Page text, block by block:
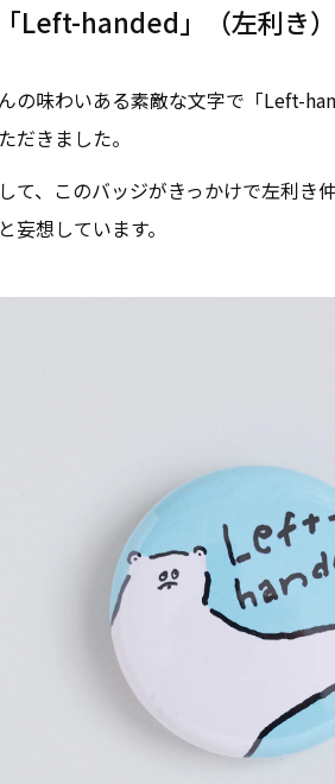
「Left-handed」（左利き
の味わいある素敵な文字で「Left-
だきました。
て、このバッジがきっかけで左利き
妄想しています。